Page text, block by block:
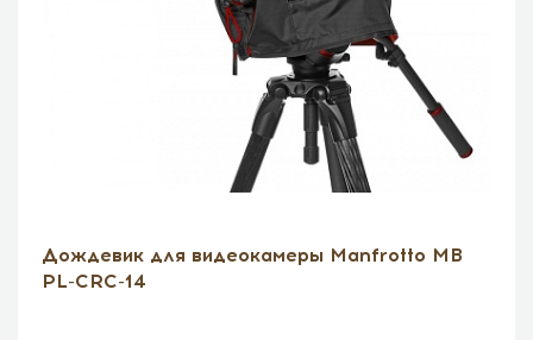
Дождевик для видеокамеры Manfrotto MB
PL-CRC-14